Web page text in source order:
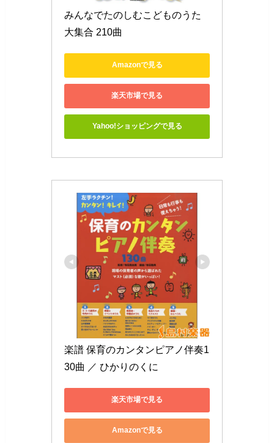
みんなでたのしむこどものうた
大集合 210曲
Amazonで見る
楽天市場で見る
Yahoo!ショッピングで見る
楽譜 保育のカンタンピアノ伴奏1
30曲 ／ ひかりのくに
楽天市場で見る
Amazonで見る